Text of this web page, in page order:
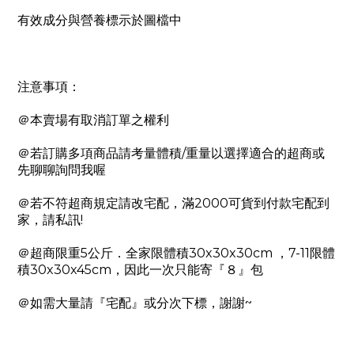
有效成分與營養標示於圖檔中
注意事項：
＠本賣場有取消訂單之權利
＠若訂購多項商品請考量體積/重量以選擇適合的超商或
先聊聊詢問我喔
＠若不符超商規定請改宅配，滿2000可貨到付款宅配到
家，請私訊!
＠超商限重5公斤．全家限體積30x30x30cm ， 7-11 限體
積30x30x45cm ，因此一次只能寄『８』包
＠如需大量請『宅配』或分次下標，謝謝~